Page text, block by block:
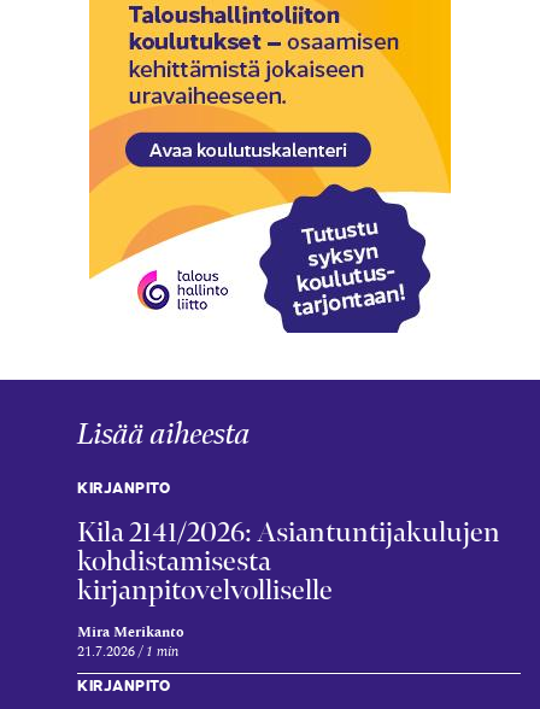
Lisää aiheesta
KIRJANPITO
Kila 2141/2026: Asiantuntijakulujen
kohdistamisesta
kirjanpitovelvolliselle
Mira Merikanto
21.7.2026 1 min
KIRJANPITO